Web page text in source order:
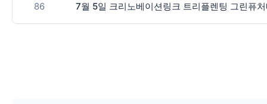
86 7월 5일 크리노베이션링크 트리플렌팅 그린퓨